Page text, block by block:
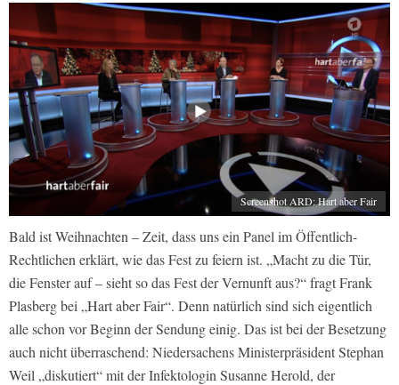
Screenshot ARD: Hart aber Fair
Bald ist Weihnachten – Zeit, dass uns ein Panel im Öffentlich-
Rechtlichen erklärt, wie das Fest zu feiern ist. „Macht zu die Tür,
die Fenster auf – sieht so das Fest der Vernunft aus?“ fragt Frank
Plasberg bei „Hart aber Fair“. Denn natürlich sind sich eigentlich
alle schon vor Beginn der Sendung einig. Das ist bei der Besetzung
auch nicht überraschend: Niedersachens Ministerpräsident Stephan
Weil „diskutiert“ mit der Infektologin Susanne Herold, der